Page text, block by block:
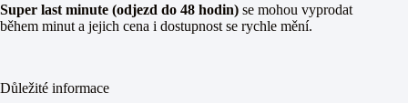
Super last minute (odjezd do 48 hodin) se mohou vyprodat
během minut a jejich cena i dostupnost se rychle mění.
Důležité informace